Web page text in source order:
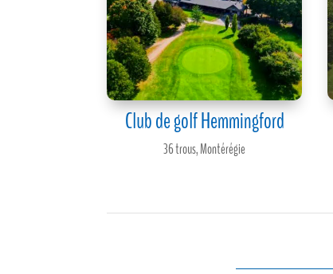
Club de golf Hemmingford
36 trous,Montérégie